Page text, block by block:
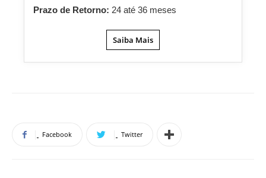
Prazo de Retorno: 24 até 36 meses
Saiba Mais
Facebook Twitter